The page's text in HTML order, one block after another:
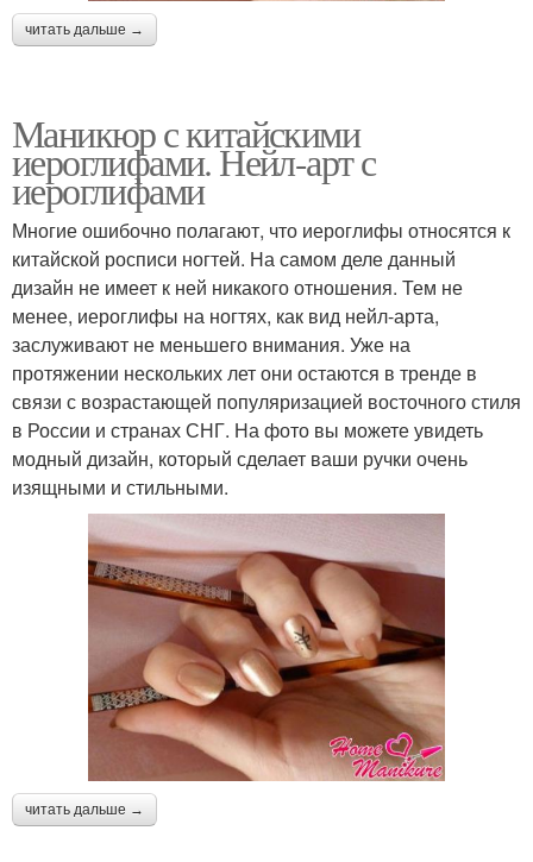
читать дальше →
Маникюр с китайскими
иероглифами. Нейл-арт с
иероглифами
Многие ошибочно полагают, что иероглифы относятся к
китайской росписи ногтей. На самом деле данный
дизайн не имеет к ней никакого отношения. Тем не
менее, иероглифы на ногтях, как вид нейл-арта,
заслуживают не меньшего внимания. Уже на
протяжении нескольких лет они остаются в тренде в
связи с возрастающей популяризацией восточного стиля
в России и странах СНГ. На фото вы можете увидеть
модный дизайн, который сделает ваши ручки очень
изящными и стильными.
читать дальше →